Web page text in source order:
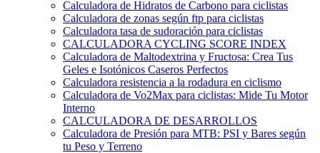
Calculadora de Hidratos de Carbono para ciclistas
Calculadora de zonas según ftp para ciclistas
Calculadora tasa de sudoración para ciclistas
CALCULADORA CYCLING SCORE INDEX
Calculadora de Maltodextrina y Fructosa: Crea Tus
Geles e Isotónicos Caseros Perfectos
Calculadora resistencia a la rodadura en ciclismo
Calculadora de Vo2Max para ciclistas: Mide Tu Motor
Interno
CALCULADORA DE DESARROLLOS
Calculadora de Presión para MTB: PSI y Bares según
tu Peso y Terreno